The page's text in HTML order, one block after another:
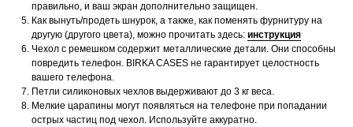
правильно, и ваш экран дополнительно защищен.
Как вынуть/продеть шнурок, а также, как поменять фурнитуру на
другую (другого цвета), можно прочитать здесь: инструкция
Чехол с ремешком содержит металлические детали. Они способны
повредить телефон. BIRKA CASES не гарантирует целостность
вашего телефона.
Петли силиконовых чехлов выдерживают до 3 кг веса.
Мелкие царапины могут появляться на телефоне при попадании
острых частиц под чехол. Используйте аккуратно.